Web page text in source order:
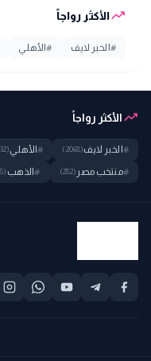
trending_upالأكثر رواجاً
# الخبر لايف #الأهلي
trending_upالأكثر رواجاً
# الخبر لايف(2068)
#الأهلي(832)
#منتخب مصر (282)
#الذهب (278)